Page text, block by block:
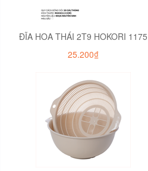
ĐĨA HOA THÁI 2T9 HOKORI 1175
25.200₫